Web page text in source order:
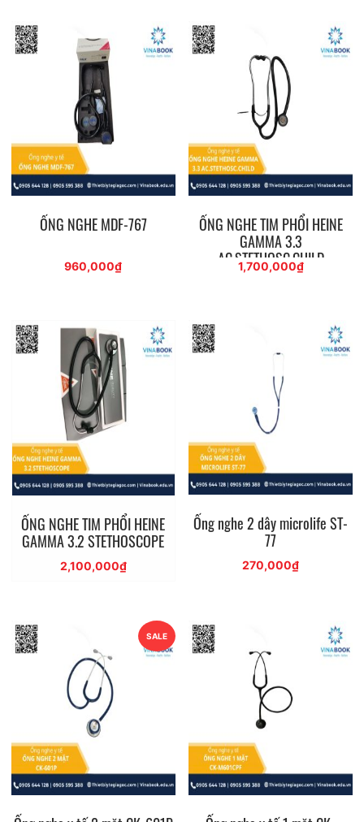
ỐNG NGHE MDF-767
960,000₫
ỐNG NGHE TIM PHỔI HEINE
GAMMA 3.3
AC.STETHOSC.CHILD
1,700,000₫
ỐNG NGHE TIM PHỔI HEINE
GAMMA 3.2 STETHOSCOPE
2,100,000₫
Ống nghe 2 dây microlife ST-
77
270,000₫
SALE